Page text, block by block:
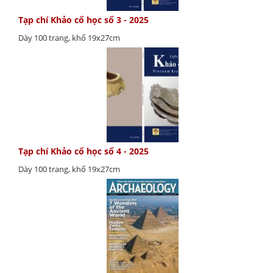
Tạp chí Khảo cổ học số 3 - 2025
Dày 100 trang, khổ 19x27cm
Tạp chí Khảo cổ học số 4 - 2025
Dày 100 trang, khổ 19x27cm